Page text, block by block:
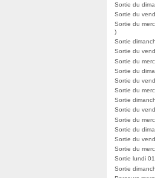
Sortie du
Sortie du
Sortie du
)
Sortie
Sortie du
Sortie du
Sortie du
Sortie du
Sortie du
Sortie
Sortie du
Sortie du
Sortie du
Sortie du
Sortie du
Sortie lundi 01
Sortie